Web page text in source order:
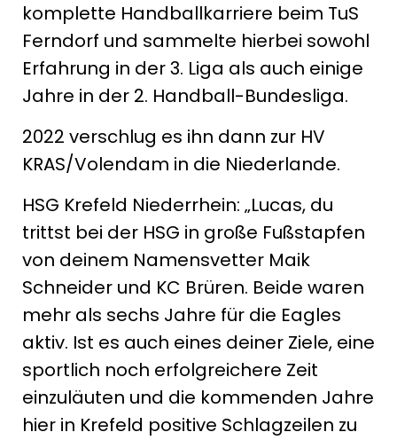
komplette Handballkarriere beim TuS
Ferndorf und sammelte hierbei sowohl
Erfahrung in der 3. Liga als auch einige
Jahre in der 2. Handball-Bundesliga.
2022 verschlug es ihn dann zur HV
KRAS/Volendam in die Niederlande.
HSG Krefeld Niederrhein: „Lucas, du
trittst bei der HSG in große Fußstapfen
von deinem Namensvetter Maik
Schneider und KC Brüren. Beide waren
mehr als sechs Jahre für die Eagles
aktiv. Ist es auch eines deiner Ziele, eine
sportlich noch erfolgreichere Zeit
einzuläuten und die kommenden Jahre
hier in Krefeld positive Schlagzeilen zu